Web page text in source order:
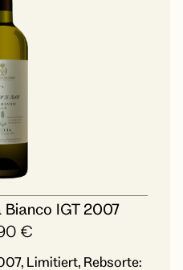
Bianco IGT 2007
€
Limitiert, Rebsorte: